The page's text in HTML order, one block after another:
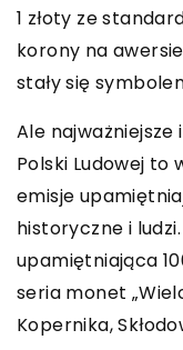
1 złoty ze
korony na
stały się
Ale
Polski Ludowej
emisje
historyczne i
upamiętniająca
seria monet
Kopernika,